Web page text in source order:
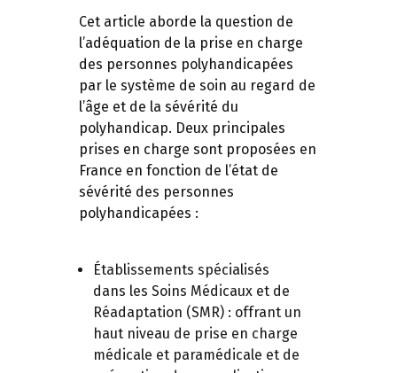
Cet article aborde la question de
l’adéquation de la prise en charge
des personnes polyhandicapées
par le système de soin au regard de
l’âge et de la sévérité du
polyhandicap. Deux principales
prises en charge sont proposées en
France en fonction de l’état de
sévérité des personnes
polyhandicapées :
Établissements spécialisés
dans les Soins Médicaux et de
Réadaptation (SMR) : offrant un
haut niveau de prise en charge
médicale et paramédicale et de